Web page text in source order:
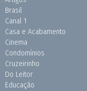
Brasil
Canal 1
Casa e Acabamento
Cinema
Condomínios
Cruzeirinho
Do Leitor
Educação